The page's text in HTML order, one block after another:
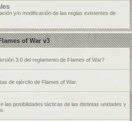
y/o modificación de las reglas existentes de
of War v3
3.0 del reglamento de Flames of War?
de ejército de Flames of War.
las posibilidades tácticas de las distintas unidades y